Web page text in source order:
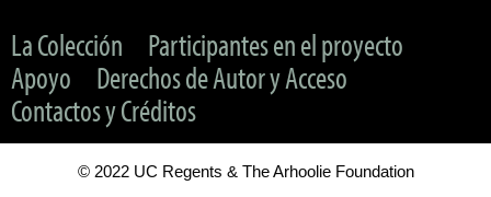
La Colección
Participantes en el proyecto
Apoyo
Derechos de Autor y Acceso
Contactos y Créditos
© 2022 UC Regents & The Arhoolie Foundation